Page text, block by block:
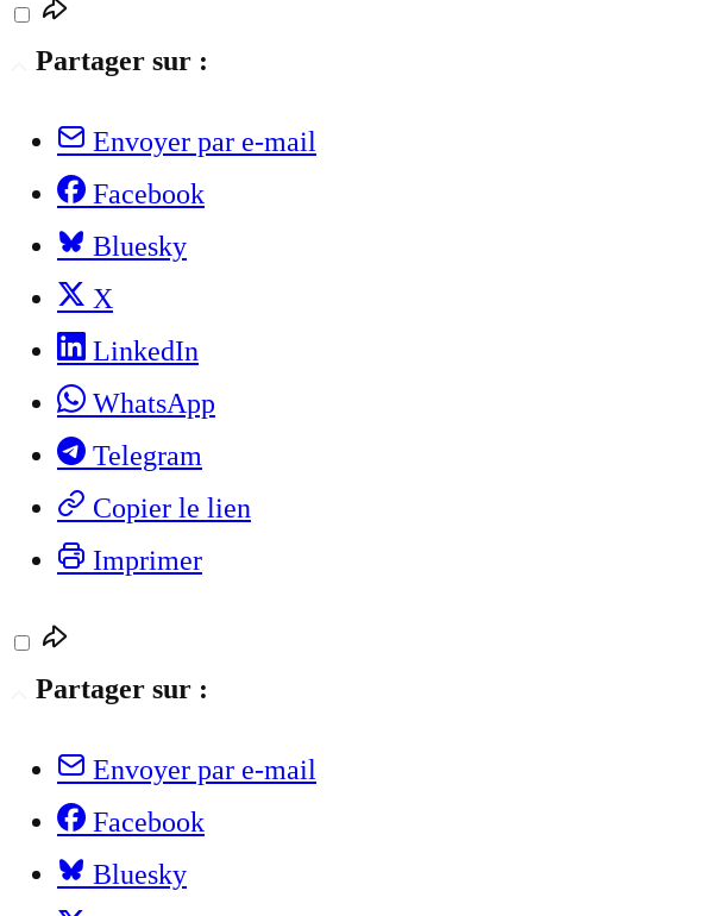
Partager sur :
Envoyer par e-mail
Facebook
Bluesky
X
LinkedIn
WhatsApp
Telegram
Copier le lien
Imprimer
Partager sur :
Envoyer par e-mail
Facebook
Bluesky